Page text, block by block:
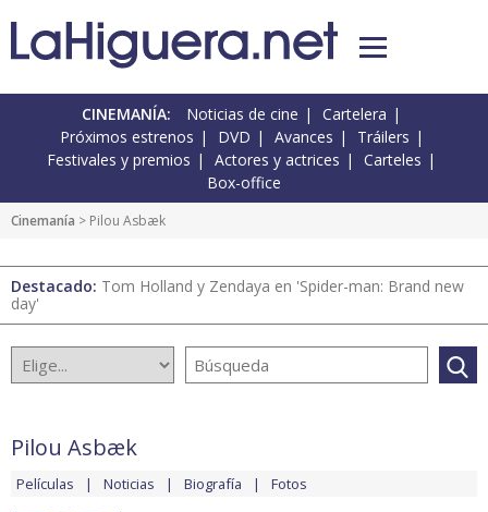
CINEMANÍA: Noticias de cine
Cartelera
Próximos estrenos
DVD Avances
Tráilers
Festivales y premios
Actores y actrices
Carteles
Box-office
Cinemanía > Pilou Asbæk
Destacado: Tom Holland y Zendaya en 'Spider-man: Brand new
day'
Pilou Asbæk
Películas Noticias Biografía Fotos